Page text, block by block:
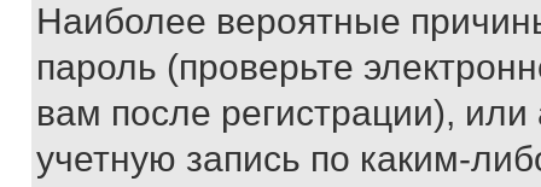
Наиболее вероятные
пароль (проверьте
вам после регистрации),
учетную запись по каким-